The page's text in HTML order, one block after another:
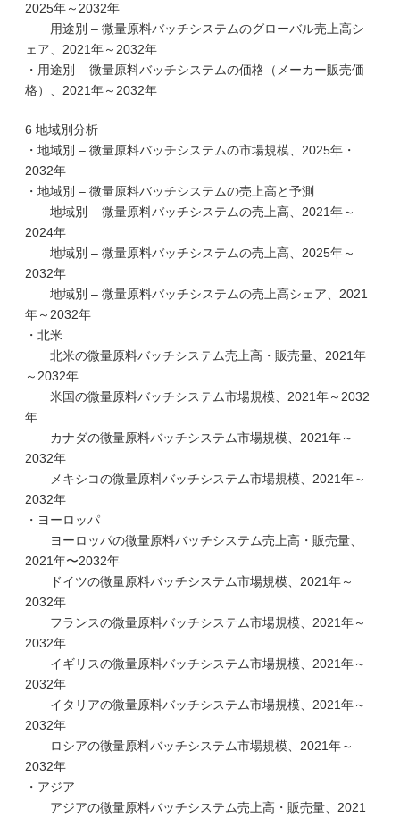
2025年～2032年
用途別 – 微量原料バッチシステムのグローバル売上高シ
ェア、2021年～2032年
・用途別 – 微量原料バッチシステムの価格（メーカー販売価
格）、2021年～2032年
6 地域別分析
・地域別 – 微量原料バッチシステムの市場規模、2025年・
2032年
・地域別 – 微量原料バッチシステムの売上高と予測
地域別 – 微量原料バッチシステムの売上高、2021年～
2024年
地域別 – 微量原料バッチシステムの売上高、2025年～
2032年
地域別 – 微量原料バッチシステムの売上高シェア、2021
年～2032年
・北米
北米の微量原料バッチシステム売上高・販売量、2021年
～2032年
米国の微量原料バッチシステム市場規模、2021年～2032
年
カナダの微量原料バッチシステム市場規模、2021年～
2032年
メキシコの微量原料バッチシステム市場規模、2021年～
2032年
・ヨーロッパ
ヨーロッパの微量原料バッチシステム売上高・販売量、
2021年〜2032年
ドイツの微量原料バッチシステム市場規模、2021年～
2032年
フランスの微量原料バッチシステム市場規模、2021年～
2032年
イギリスの微量原料バッチシステム市場規模、2021年～
2032年
イタリアの微量原料バッチシステム市場規模、2021年～
2032年
ロシアの微量原料バッチシステム市場規模、2021年～
2032年
・アジア
アジアの微量原料バッチシステム売上高・販売量、2021